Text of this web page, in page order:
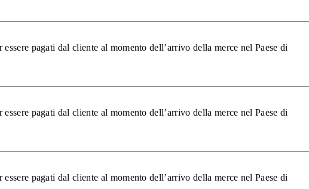
pagati dal cliente al momento dell’arrivo della merce nel Paese di
pagati dal cliente al momento dell’arrivo della merce nel Paese di
pagati dal cliente al momento dell’arrivo della merce nel Paese di